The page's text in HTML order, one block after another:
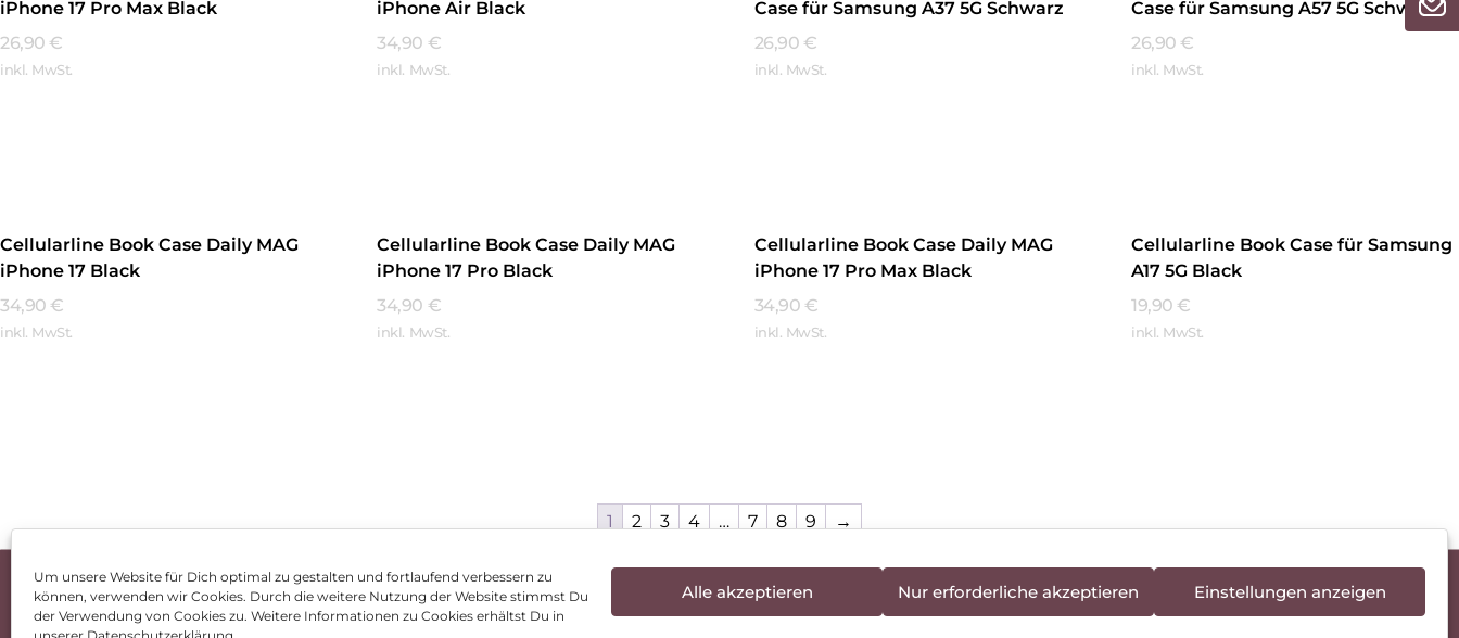
Um unsere Website für Dich optimal zu gestalten und fortlaufend verbessern zu
können, verwenden wir Cookies. Durch die weitere Nutzung der Website stimmst Du
der Verwendung von Cookies zu. Weitere Informationen zu Cookies erhältst Du in
Alle akzeptieren Nur erforderliche akzeptieren Einstellungen anzeigen
iPhone 17 Pro Max Black
26,90 €
inkl. MwSt.
iPhone Air Black
34,90 €
inkl. MwSt.
Case für Samsung A37 5G Schwarz
26,90 €
inkl. MwSt.
Case für Samsung A57 5G Schwarz
26,90 €
inkl. MwSt.
Cellularline Book Case Daily MAG
iPhone 17 Black
34,90 €
inkl. MwSt.
Cellularline Book Case Daily MAG
iPhone 17 Pro Black
34,90 €
inkl. MwSt.
Cellularline Book Case Daily MAG
iPhone 17 Pro Max Black
34,90 €
inkl. MwSt.
Cellularline Book Case für Samsung
A17 5G Black
19,90 €
inkl. MwSt.
1 2 3 4 … 7 8 9 →
Impressum AGB Datenschutz Vertrag widerrufen Hinweis zur Batterieentsorgung Newsletter